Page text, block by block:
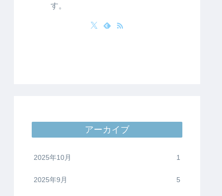
す。
アーカイブ
2025年10月 1
2025年9月 5